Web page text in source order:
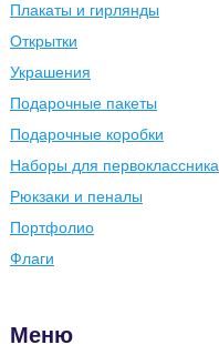
Плакаты и гирлянды
Открытки
Украшения
Подарочные пакеты
Подарочные коробки
Наборы для первоклассника
Рюкзаки и пеналы
Портфолио
Флаги
Меню